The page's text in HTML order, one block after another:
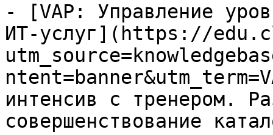
- [VAP: Управление
ИТ-услуг](https://
интенсив с тренером.
совершенствование